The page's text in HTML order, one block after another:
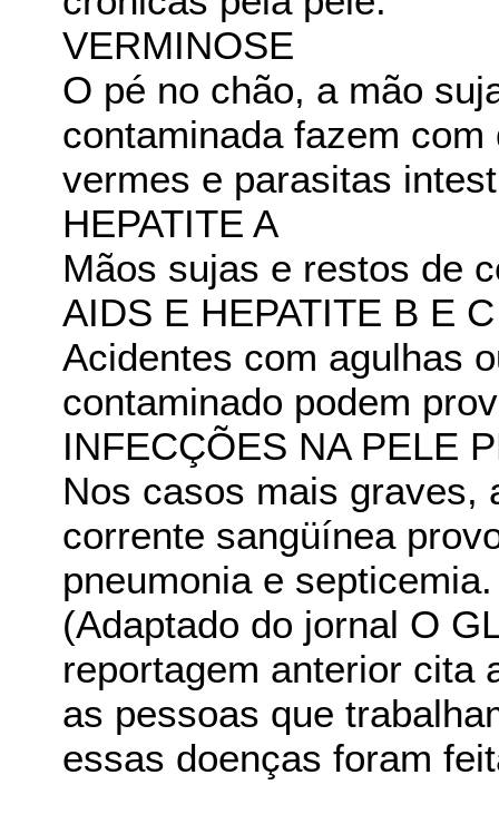
VERMINOSE
O pé no chão, a mão
contaminada fazem
vermes e parasitas
HEPATITE A
Mãos sujas e restos de
AIDS E HEPATITE B E C
Acidentes com agulhas
contaminado podem
INFECÇÕES NA PELE
Nos casos mais graves,
corrente sangüínea
pneumonia e septicemia.
(Adaptado do jornal O
reportagem anterior cita
as pessoas que
essas doenças foram